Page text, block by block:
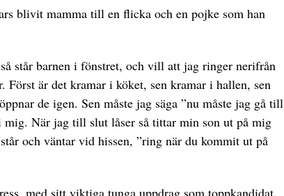
blivit mamma till en flicka och en pojke som han
står barnen i fönstret, och vill att jag ringer nerifrån
Först är det kramar i köket, sen kramar i hallen, sen
de igen. Sen måste jag säga ”nu måste jag gå till
När jag till slut låser så tittar min son ut på mig
och väntar vid hissen, ”ring när du kommit ut på
med sitt viktiga tunga uppdrag som toppkandidat